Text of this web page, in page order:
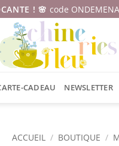
! 🌸 code
CADEAU NEWSLETTER
ACCUEIL / BOUTIQUE /